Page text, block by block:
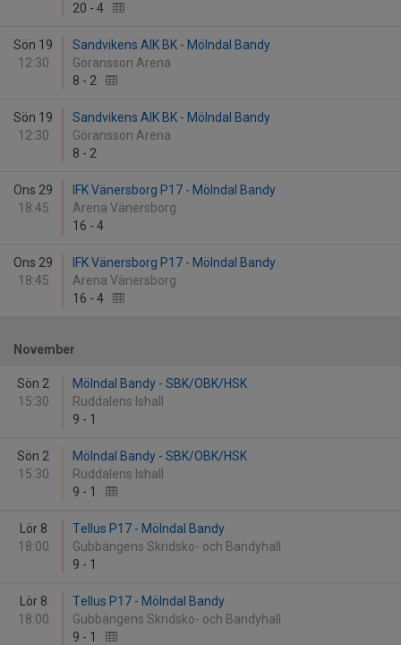
20 - 4
Sön 19
12:30
Sandvikens AIK BK - Mölndal Bandy
Göransson Arena
8 - 2
Sön 19
12:30
Sandvikens AIK BK - Mölndal Bandy
Göransson Arena
8 - 2
Ons 29
18:45
IFK Vänersborg P17 - Mölndal Bandy
Arena Vänersborg
16 - 4
Ons 29
18:45
IFK Vänersborg P17 - Mölndal Bandy
Arena Vänersborg
16 - 4
November
Sön 2
15:30
Mölndal Bandy - SBK/OBK/HSK
Ruddalens Ishall
9 - 1
Sön 2
15:30
Mölndal Bandy - SBK/OBK/HSK
Ruddalens Ishall
9 - 1
Lör 8
18:00
Tellus P17 - Mölndal Bandy
Gubbängens Skridsko- och Bandyhall
9 - 1
Lör 8
18:00
Tellus P17 - Mölndal Bandy
Gubbängens Skridsko- och Bandyhall
9 - 1